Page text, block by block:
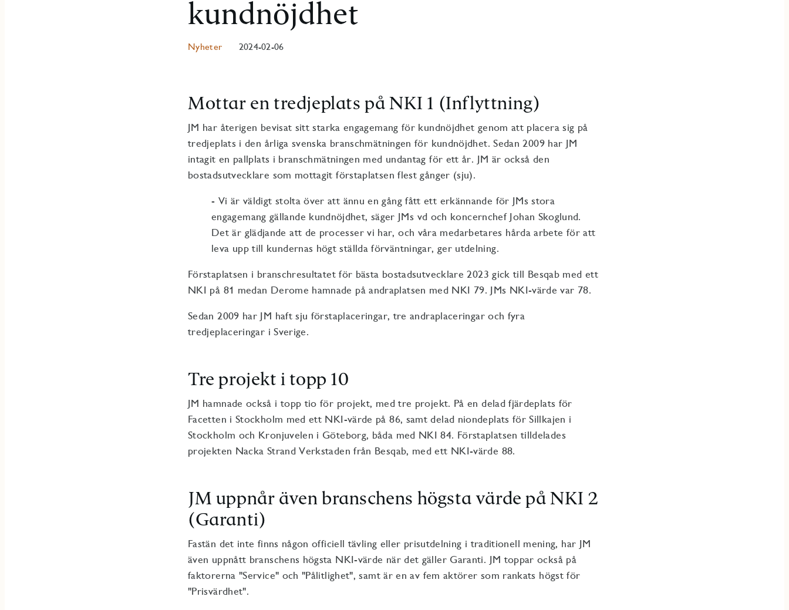
kundnöjdhet
Nyheter 2024-02-06
Mottar en tredjeplats på NKI 1 (Inflyttning)
JM har återigen bevisat sitt starka engagemang för kundnöjdhet genom att placera sig på
tredjeplats i den årligasvenska branschmätningen för kundnöjdhet. Sedan 2009 har JM
intagit en pallplats i branschmätningen med undantag för ett år. JM är också den
bostadsutvecklare som mottagit förstaplatsenflest gånger (sju).
- Vi är väldigt stolta över att ännu en gång fått ett erkännande för JMs stora
engagemang gällande kundnöjdhet, säger JMs vd och koncernchef Johan Skoglund.
Det är glädjande att de processer vi har, och våra medarbetares hårda arbete för att
leva upp till kundernas högt ställda förväntningar, ger utdelning.
Förstaplatsen i branschresultatet för bästa bostadsutvecklare 2023 gick till Besqab med ett
NKI på 81 medan Derome hamnade på andraplatsen med NKI 79. JMs NKI-värde var 78.
Sedan 2009 har JM haft sju förstaplaceringar, tre andraplaceringar och fyra
tredjeplaceringar i Sverige.
Tre projekt i topp 10
JM hamnade också i topp tio för projekt, med tre projekt. På en delad fjärdeplats för
Facetten i Stockholm med ett NKI-värde på 86, samt delad niondeplats för Sillkajen i
Stockholm och Kronjuvelen i Göteborg, båda med NKI 84. Förstaplatsen tilldelades
projekten Nacka Strand Verkstaden från Besqab, med ett NKI-värde 88.
JM uppnår även branschens högsta värde på NKI 2
(Garanti)
Fastän det inte finns någon officiell tävling eller prisutdelning i traditionell mening, har JM
även uppnått branschens högsta NKI-värde när det gäller Garanti. JM toppar också på
faktorerna "Service" och "Pålitlighet", samt är en av fem aktörer som rankats högst för
"Prisvärdhet".